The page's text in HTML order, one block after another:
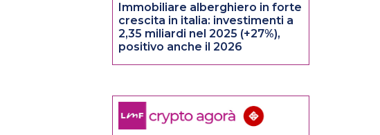
Immobiliare alberghiero in forte
crescita in italia: investimenti a
2,35 miliardi nel 2025 (+27%),
positivo anche il 2026